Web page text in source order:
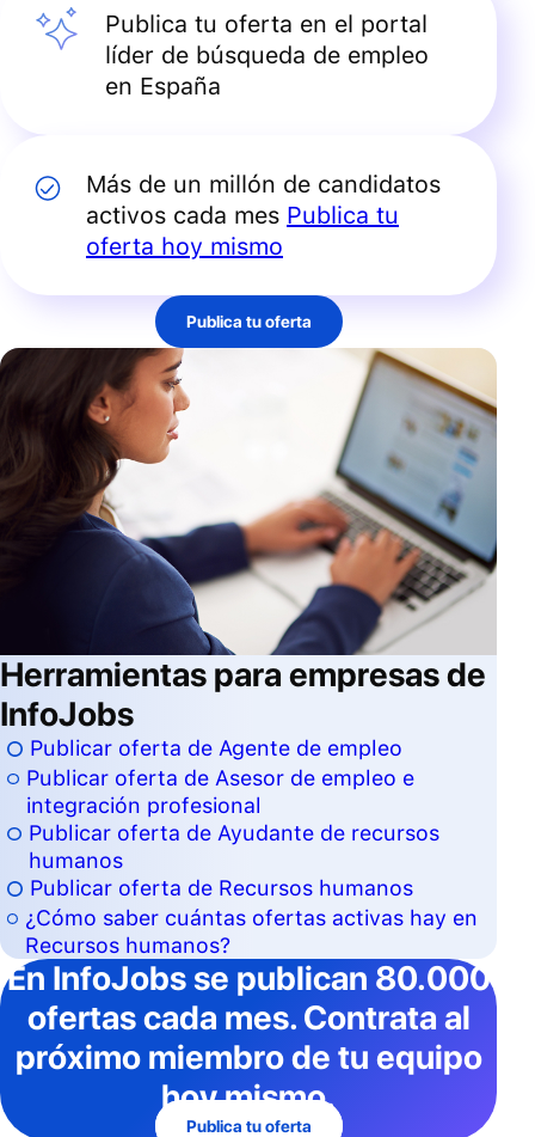
Publica tu oferta en el portal
líder de búsqueda de empleo
en España
Más de un millón de candidatos
activos cada mes Publica tu
oferta hoy mismo
Publica tu oferta
Herramientas para empresas de
InfoJobs
Publicar oferta de Agente de empleo
Publicar oferta de Asesor de empleo e
integración profesional
Publicar oferta de Ayudante de recursos
humanos
Publicar oferta de Recursos humanos
¿Cómo saber cuántas ofertas activas hay en
Recursos humanos?
En InfoJobsse publican 80.000
ofertas cada mes. Contrata al
próximo miembro de tu equipo
hoy mismo.
Publica tu oferta